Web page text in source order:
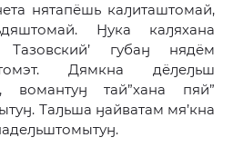
нятапёшь каԓиташтомай,
Ӈука каԓяхана
губаӈ нядём
Дямкна дёԓеԓьш
вомантуӈ тай”хана пяй”
Таԓьша ӈайватам мя’кна